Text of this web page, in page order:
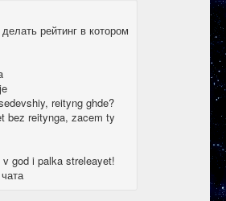
рейтинг в котором
reityng ghde?
bez reitynga, zacem ty
v god i palka streleayet!